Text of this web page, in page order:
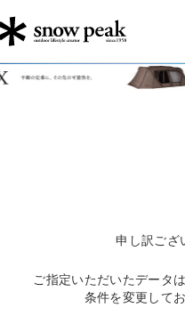
申し訳ござ
ご指定いただいたデータ
条件を変更して